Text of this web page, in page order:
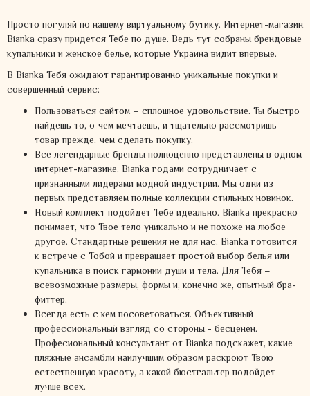
Просто погуляй по нашему виртуальному бутику. Интернет-магазин
Bianka сразу придется Тебе по душе. Ведь тут собраны брендовые
купальники и женское белье, которые Украина видит впервые.
В Bianka Тебя ожидают гарантированно уникальные покупки и
совершенный сервис:
Пользоваться сайтом – сплошное удовольствие. Ты быстро
найдешь то, о чем мечтаешь, и тщательно рассмотришь
товар прежде, чем сделать покупку.
Все легендарные бренды полноценно представлены в одном
интернет-магазине. Bianka годами сотрудничает с
признанными лидерами модной индустрии. Мы одни из
первых представляем полные коллекции стильных новинок.
Новый комплект подойдет Тебе идеально. Bianka прекрасно
понимает, что Твое тело уникально и не похоже на любое
другое. Стандартные решения не для нас. Bianka готовится
к встрече с Тобой и превращает простой выбор белья или
купальника в поиск гармонии души и тела. Для Тебя –
всевозможные размеры, формы и, конечно же, опытный бра-
фиттер.
Всегда есть с кем посоветоваться. Объективный
профессиональный взгляд со стороны - бесценен.
Професиональный консультант от Bianka подскажет, какие
пляжные ансамбли наилучшим образом раскроют Твою
естественную красоту, а какой бюстгальтер подойдет
лучше всех.